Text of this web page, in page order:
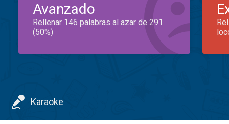
Avanzado
Rellenar 146 palabras al azar de 291
(50%)
Karaoke